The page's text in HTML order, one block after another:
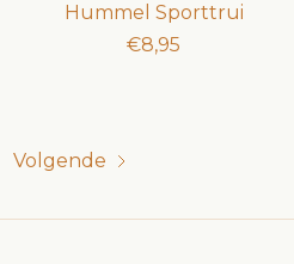
Hummel Sporttrui
€8,95
Volgende